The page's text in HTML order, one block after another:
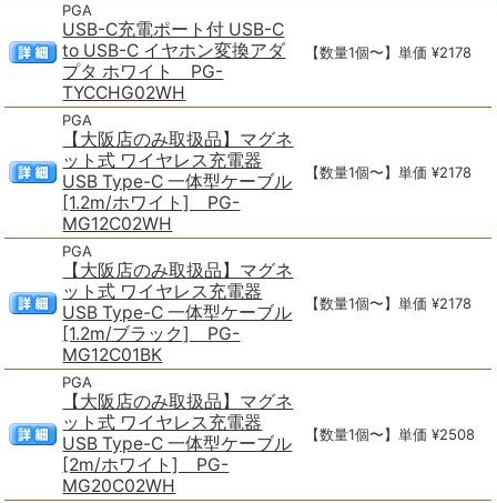
PGA
USB-C充電ポート付 USB-C
to USB-C イヤホン変換アダ
プタ ホワイト PG-
TYCCHG02WH
【数量1個〜】単価 ¥2178
PGA
【大阪店のみ取扱品】マグネ
ット式 ワイヤレス充電器
USB Type-C 一体型ケーブル
[1.2m/ホワイト] PG-
MG12C02WH
【数量1個〜】単価 ¥2178
PGA
【大阪店のみ取扱品】マグネ
ット式 ワイヤレス充電器
USB Type-C 一体型ケーブル
[1.2m/ブラック] PG-
MG12C01BK
【数量1個〜】単価 ¥2178
PGA
【大阪店のみ取扱品】マグネ
ット式 ワイヤレス充電器
USB Type-C 一体型ケーブル
[2m/ホワイト] PG-
MG20C02WH
【数量1個〜】単価 ¥2508